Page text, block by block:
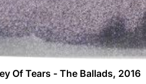
Of Tears - The Ballads, 2016